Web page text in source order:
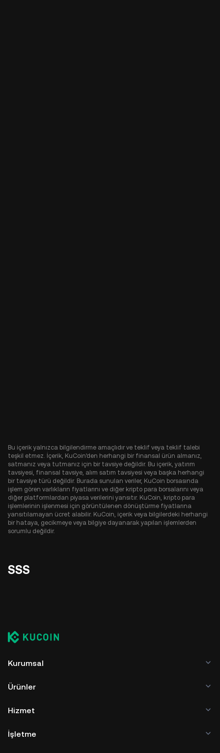
Bu içerik yalnızca bilgilendirme amaçlıdır ve teklif veya teklif talebi
teşkil etmez. İçerik, KuCoin'den herhangi bir finansal ürün almanız,
satmanız veya tutmanız için bir tavsiye değildir. Bu içerik, yatırım
tavsiyesi, finansal tavsiye, alım satım tavsiyesi veya başka herhangi
bir tavsiye türü değildir. Burada sunulan veriler, KuCoin borsasında
işlem gören varlıkların fiyatlarını ve diğer kripto para borsalarını veya
diğer platformlardan piyasa verilerini yansıtır. KuCoin, kripto para
işlemlerinin işlenmesi için görüntülenen dönüştürme fiyatlarına
yansıtılamayan ücret alabilir. KuCoin, içerik veya bilgilerdeki herhangi
bir hataya, gecikmeye veya bilgiye dayanarak yapılan işlemlerden
sorumlu değildir.
SSS
Kurumsal
Ürünler
Hizmet
İşletme